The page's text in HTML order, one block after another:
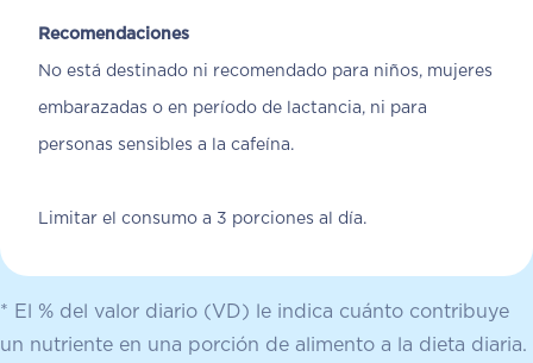
Recomendaciones
No está destinado ni recomendado para niños, mujeres
embarazadas o en período de lactancia, ni para
personas sensibles a la cafeína.
Limitar el consumo a 3 porciones al día.
* El % del valor diario (VD) le indica cuánto contribuye
un nutriente en una porción de alimento a la dieta diaria.